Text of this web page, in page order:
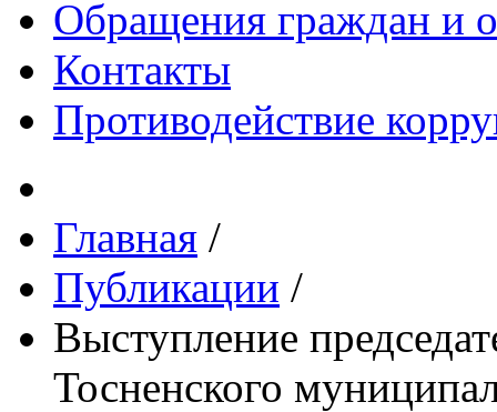
Обращения граждан и
Контакты
Противодействие
Главная /
Публикации /
Выступление
Тосненского